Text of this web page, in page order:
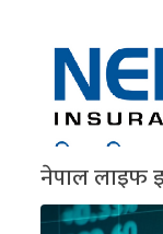
नेपाल लाइफ